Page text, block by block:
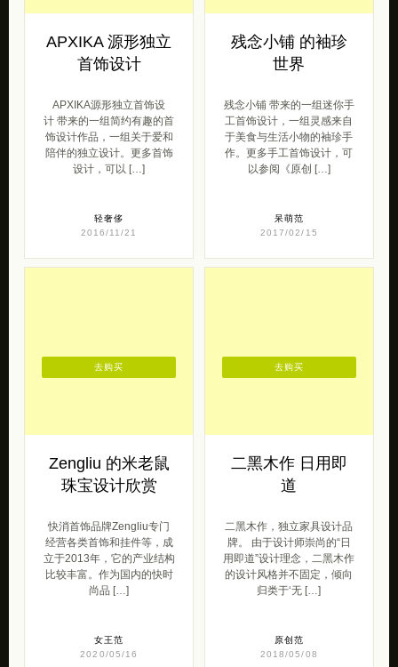
APXIKA 源形独立
首饰设计
APXIKA源形独立首饰设
计 带来的一组简约有趣的首
饰设计作品，一组关于爱和
陪伴的独立设计。更多首饰
设计，可以 […]
轻奢侈
2016/11/21
残念小铺 的袖珍
世界
残念小铺 带来的一组迷你手
工首饰设计，一组灵感来自
于美食与生活小物的袖珍手
作。更多手工首饰设计，可
以参阅《原创 […]
呆萌范
2017/02/15
Zengliu 的米老鼠
珠宝设计欣赏
快消首饰品牌Zengliu专门
经营各类首饰和挂件等，成
立于2013年，它的产业结构
比较丰富。作为国内的快时
尚品 […]
女王范
2020/05/16
去购买
二黑木作 日用即
道
二黑木作，独立家具设计品
牌。 由于设计师崇尚的“日
用即道”设计理念，二黑木作
的设计风格并不固定，倾向
归类于‘无 […]
原创范
2018/05/08
去购买